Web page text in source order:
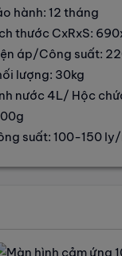
hành: 12 tháng
thước CxRxS:
áp/Công suất:
lượng: 30kg
nước 4L/ Hộc
suất: 100-150